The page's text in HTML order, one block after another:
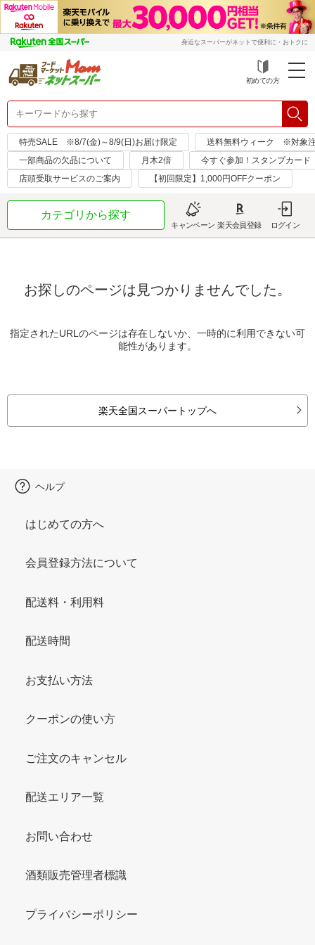
身近なスーパーがネットで便利に・おトクに
初めての方
特売SALE ※8/7(金)～8/9(日)お届け限定
送料無料ウィーク ※対象
一部商品の欠品について
月木2倍
今すぐ参加！スタンプカード
店頭受取サービスのご案内
【初回限定】1,000円OFFクーポン
カテゴリから探す
キャンペーン 楽天会員登録 ログイン
お探しのページは見つかりませんでした。
指定されたURLのページは存在しないか、一時的に利用できない可
能性があります。
楽天全国スーパートップへ
ヘルプ
はじめての方へ
会員登録方法について
配送料・利用料
配送時間
お支払い方法
クーポンの使い方
ご注文のキャンセル
配送エリア一覧
お問い合わせ
酒類販売管理者標識
プライバシーポリシー